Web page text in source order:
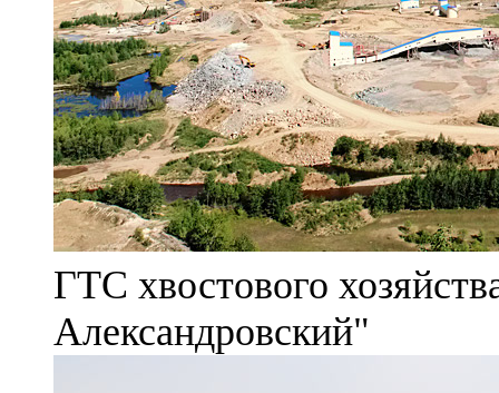
ГТС хвостового
Александровский"